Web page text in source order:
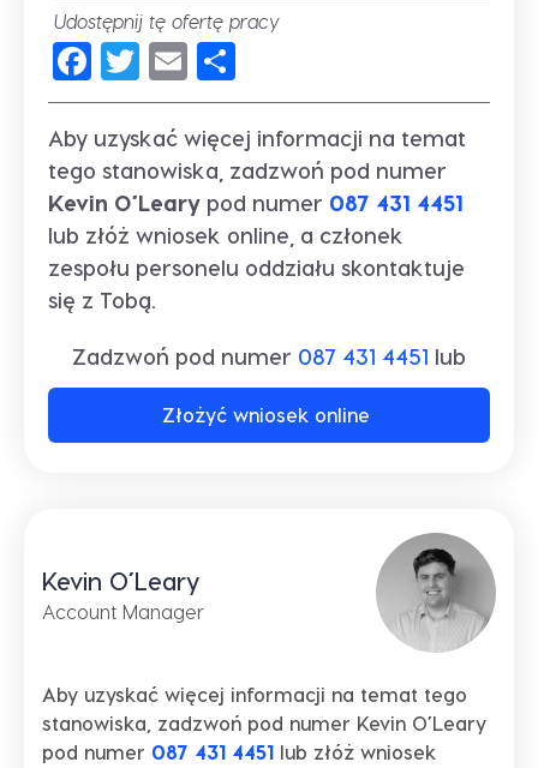
Udostępnij tę ofertę pracy
Facebook
Twitter
Email
Aby uzyskać więcej informacji na temat
tego stanowiska, zadzwoń pod numer
Kevin O’Leary pod numer 087 431 4451
lub złóż wniosek online, a członek
zespołu personelu oddziału skontaktuje
się z Tobą.
Zadzwoń pod numer 087 431 4451 lub
Złożyć wniosek online
Kevin O’Leary
Account Manager
Aby uzyskać więcej informacji na temat tego
stanowiska, zadzwoń pod numer Kevin O’Leary
pod numer 087 431 4451 lub złóż wniosek